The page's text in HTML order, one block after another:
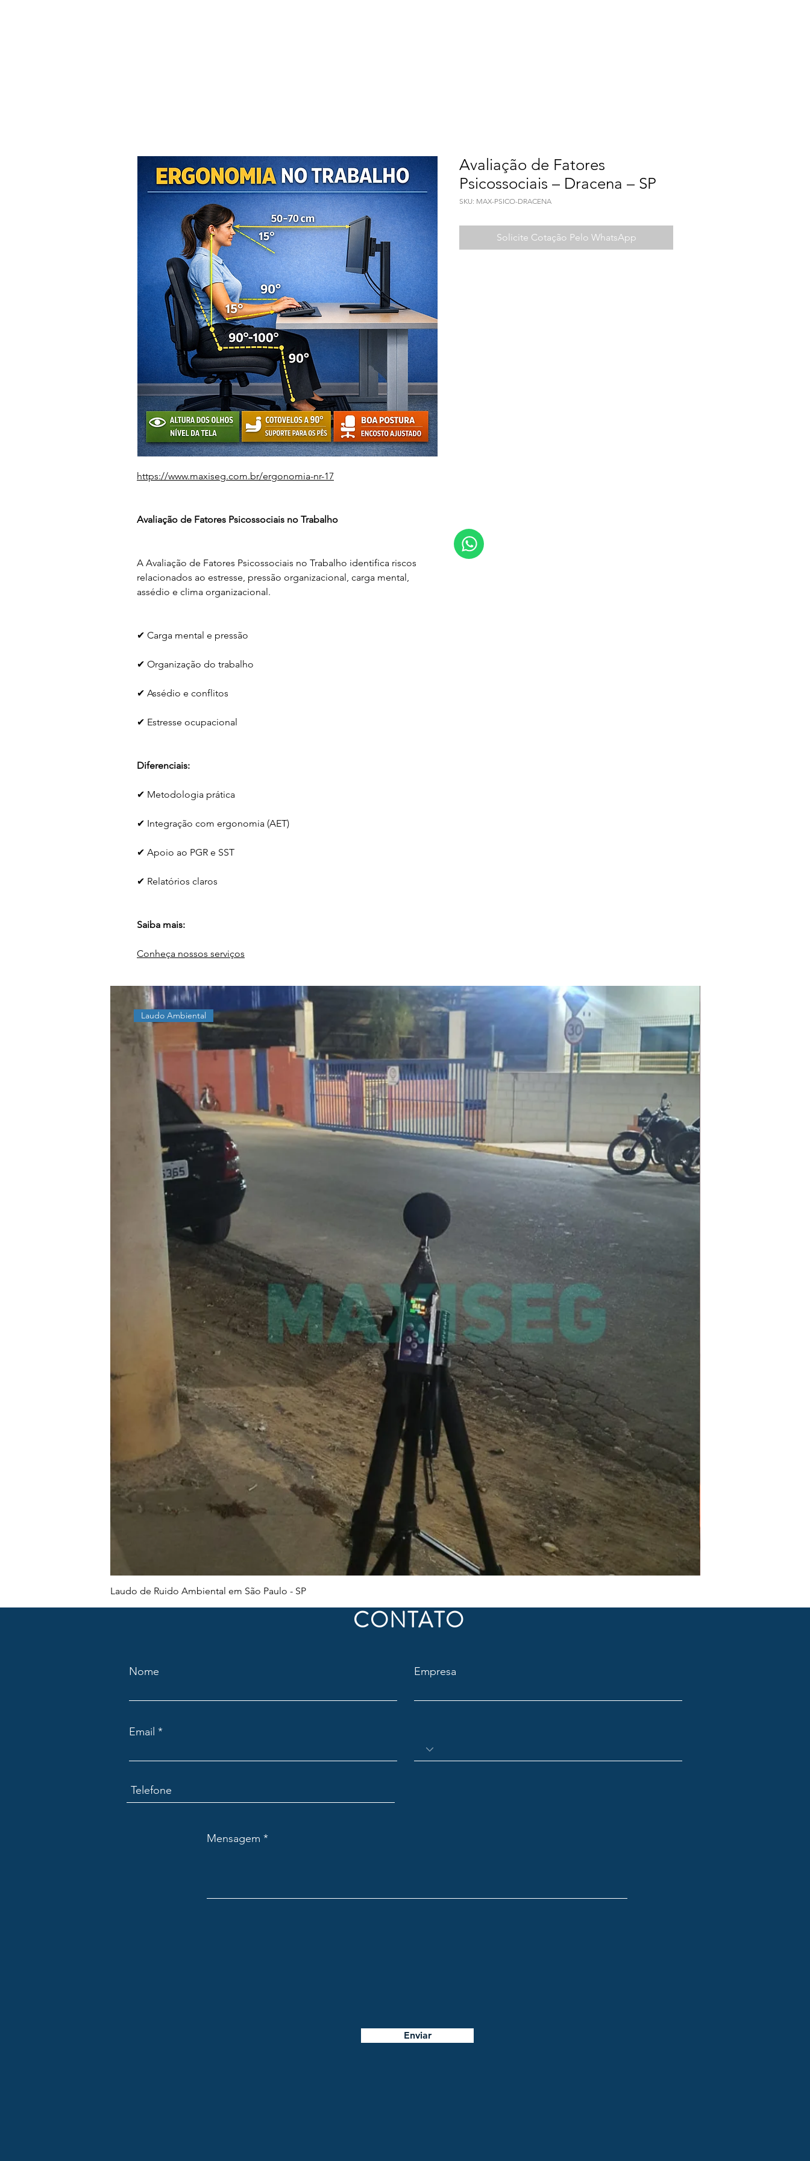
https://www.maxiseg.com.br/ergonomia-nr-17
Avaliação de Fatores Psicossociais no Trabalho
A Avaliação de Fatores Psicossociais no Trabalho identifica riscos
relacionados ao estresse, pressão organizacional, carga mental,
assédio e clima organizacional.
✔ Carga mental e pressão
✔ Organização do trabalho
✔ Assédio e conflitos
✔ Estresse ocupacional
Diferenciais:
✔ Metodologia prática
✔ Integração com ergonomia (AET)
✔ Apoio ao PGR e SST
✔ Relatórios claros
Saiba mais:
Conheça nossos serviços
Avaliação de Fatores
Psicossociais – Dracena – SP
SKU: MAX-PSICO-DRACENA
Solicite Cotação Pelo WhatsApp
Laudo Ambiental
Laudo de Ruido Ambiental em São Paulo - SP
Nome Empresa
Email
Mensagem
Enviar
CONTATO